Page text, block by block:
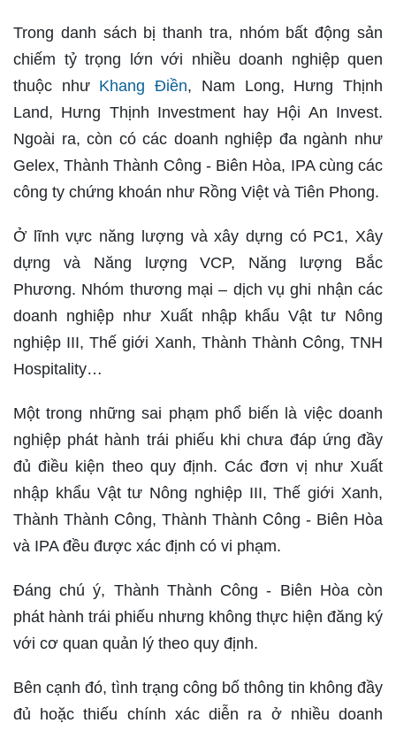
Trong danh sách bị thanh tra, nhóm bất động sản
chiếm tỷ trọng lớn với nhiều doanh nghiệp quen
thuộc như Khang Điền, Nam Long, Hưng Thịnh
Land, Hưng Thịnh Investment hay Hội An Invest.
Ngoài ra, còn có các doanh nghiệp đa ngành như
Gelex, Thành Thành Công - Biên Hòa, IPA cùng các
công ty chứng khoán như Rồng Việt và Tiên Phong.
Ở lĩnh vực năng lượng và xây dựng có PC1, Xây
dựng và Năng lượng VCP, Năng lượng Bắc
Phương. Nhóm thương mại – dịch vụ ghi nhận các
doanh nghiệp như Xuất nhập khẩu Vật tư Nông
nghiệp III, Thế giới Xanh, Thành Thành Công, TNH
Hospitality…
Một trong những sai phạm phổ biến là việc doanh
nghiệp phát hành trái phiếu khi chưa đáp ứng đầy
đủ điều kiện theo quy định. Các đơn vị như Xuất
nhập khẩu Vật tư Nông nghiệp III, Thế giới Xanh,
Thành Thành Công, Thành Thành Công - Biên Hòa
và IPA đều được xác định có vi phạm.
Đáng chú ý, Thành Thành Công - Biên Hòa còn
phát hành trái phiếu nhưng không thực hiện đăng ký
với cơ quan quản lý theo quy định.
Bên cạnh đó, tình trạng công bố thông tin không đầy
đủ hoặc thiếu chính xác diễn ra ở nhiều doanh